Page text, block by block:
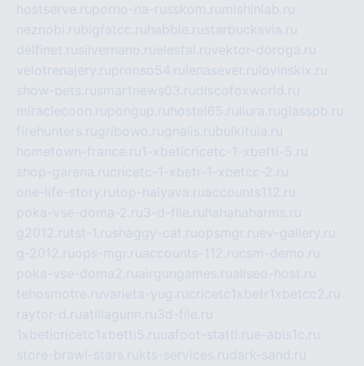
hostserve.ruporno-na-russkom.ru mishinlab.ru
neznobi.rubigfatcc.ru habble.rustarbucksvia.ru
delfinet.rusilvernano.ruelestal.ruvektor-doroga.ru
velotrenajery.rupronso54.ru lenasever.ru lovinskix.ru
show-pets.rusmartnews03.rudiscofoxworld.ru
miraclecoon.rupongup.ru hostel65.ru liura.ruglasspb.ru
firehunters.rugribowo.rugnalis.rubulkitula.ru
hometown-france.ru1-xbeticricetc-1-xbetti-5.ru
shop-garena.rucricetc-1-xbetr-1-xbetcc-2.ru
one-life-story.rutop-halyava.ruaccounts112.ru
poka-vse-doma-2.ru3-d-file.ru hahahaharms.ru
g2012.rutst-1.rushaggy-cat.ruopsmgr.ruev-gallery.ru
g-2012.ruops-mgr.ruaccounts-112.rucsm-demo.ru
poka-vse-doma2.ruairgungames.ruallseo-host.ru
tehosmotre.ruvarieta-yug.rucricetc1xbetr1xbetcc2.ru
raytor-d.ruatillagunn.ru3d-file.ru
1xbeticricetc1xbetti5.ruuafoot-statti.rue-abis1c.ru
store-brawl-stars.rukts-services.rudark-sand.ru